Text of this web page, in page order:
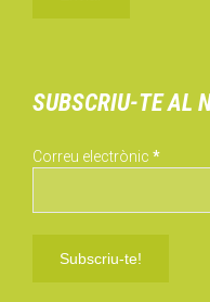
SUBSCRIU-TE AL
Correu electrònic *